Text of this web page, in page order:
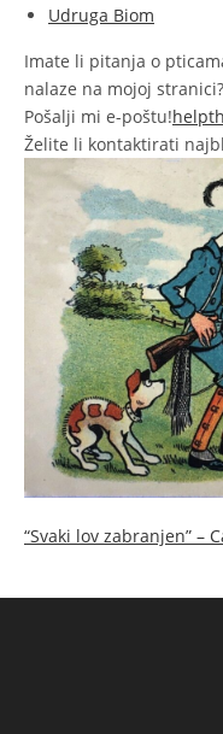
Udruga Biom
Imate li pitanja o
nalaze na mojoj
Pošalji mi e-poštu!
Želite li kontaktirati
“Svaki lov zabranjen” –